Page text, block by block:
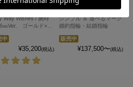
ービィ
Way Wishes / 腕時
㎜Ver. ゴールド×ベ
中
¥35,200(税込)
星のカービィ
シンプル ＆ 選べるマーク
婚約指輪・結婚指輪
販売中
¥137,500〜(税込)